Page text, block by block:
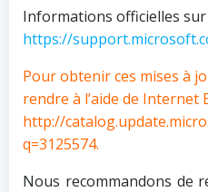
Informations officielles sur
https://
Pour obtenir ces mises à
rendre à l’aide de Internet
http://
q=3125574.
Nous recommandons de